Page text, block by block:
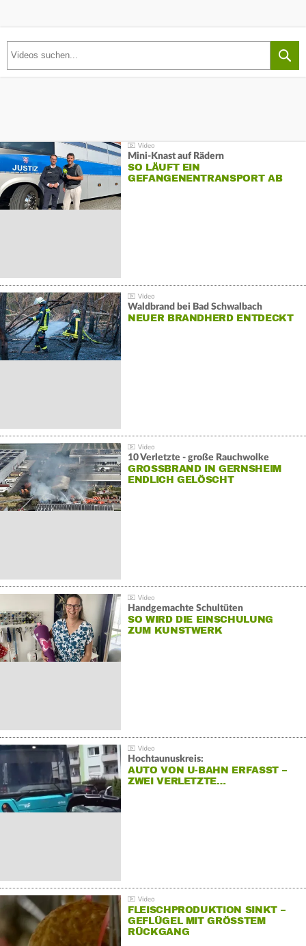
Mini-Knast auf Rädern
SO LÄUFT EIN
GEFANGENENTRANSPORT AB
Waldbrand bei Bad Schwalbach
NEUER BRANDHERD ENTDECKT
10 Verletzte - große Rauchwolke
GROSSBRAND IN GERNSHEIM E
NDLICH GELÖSCHT
Handgemachte Schultüten
SO WIRD DIE EINSCHULUNG
ZUM KUNSTWERK
Hochtaunuskreis:
AUTO VON U-BAHN ERFASST –
ZWEI VERLETZTE…
FLEISCHPRODUKTION SINKT –
GEFLÜGEL MIT GRÖSSTEM R
ÜCKGANG